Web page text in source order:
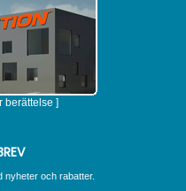
berättelse ]
nyheter och rabatter.